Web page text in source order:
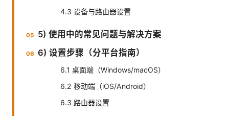
4.3 设备与路由器设置
5) 使用中的常见问题与解决方案
6) 设置步骤（分平台指南）
6.1 桌面端（Windows/macOS）
6.2 移动端（iOS/Android）
6.3 路由器设置